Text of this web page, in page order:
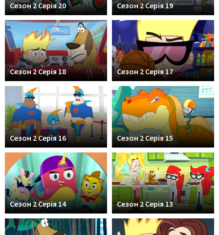
Сезон 2 Серія 20 Сезон 2 Серія 19
Сезон 2 Серія 18 Сезон 2 Серія 17
Сезон 2 Серія 16 Сезон 2 Серія 15
Сезон 2 Серія 14 Сезон 2 Серія 13